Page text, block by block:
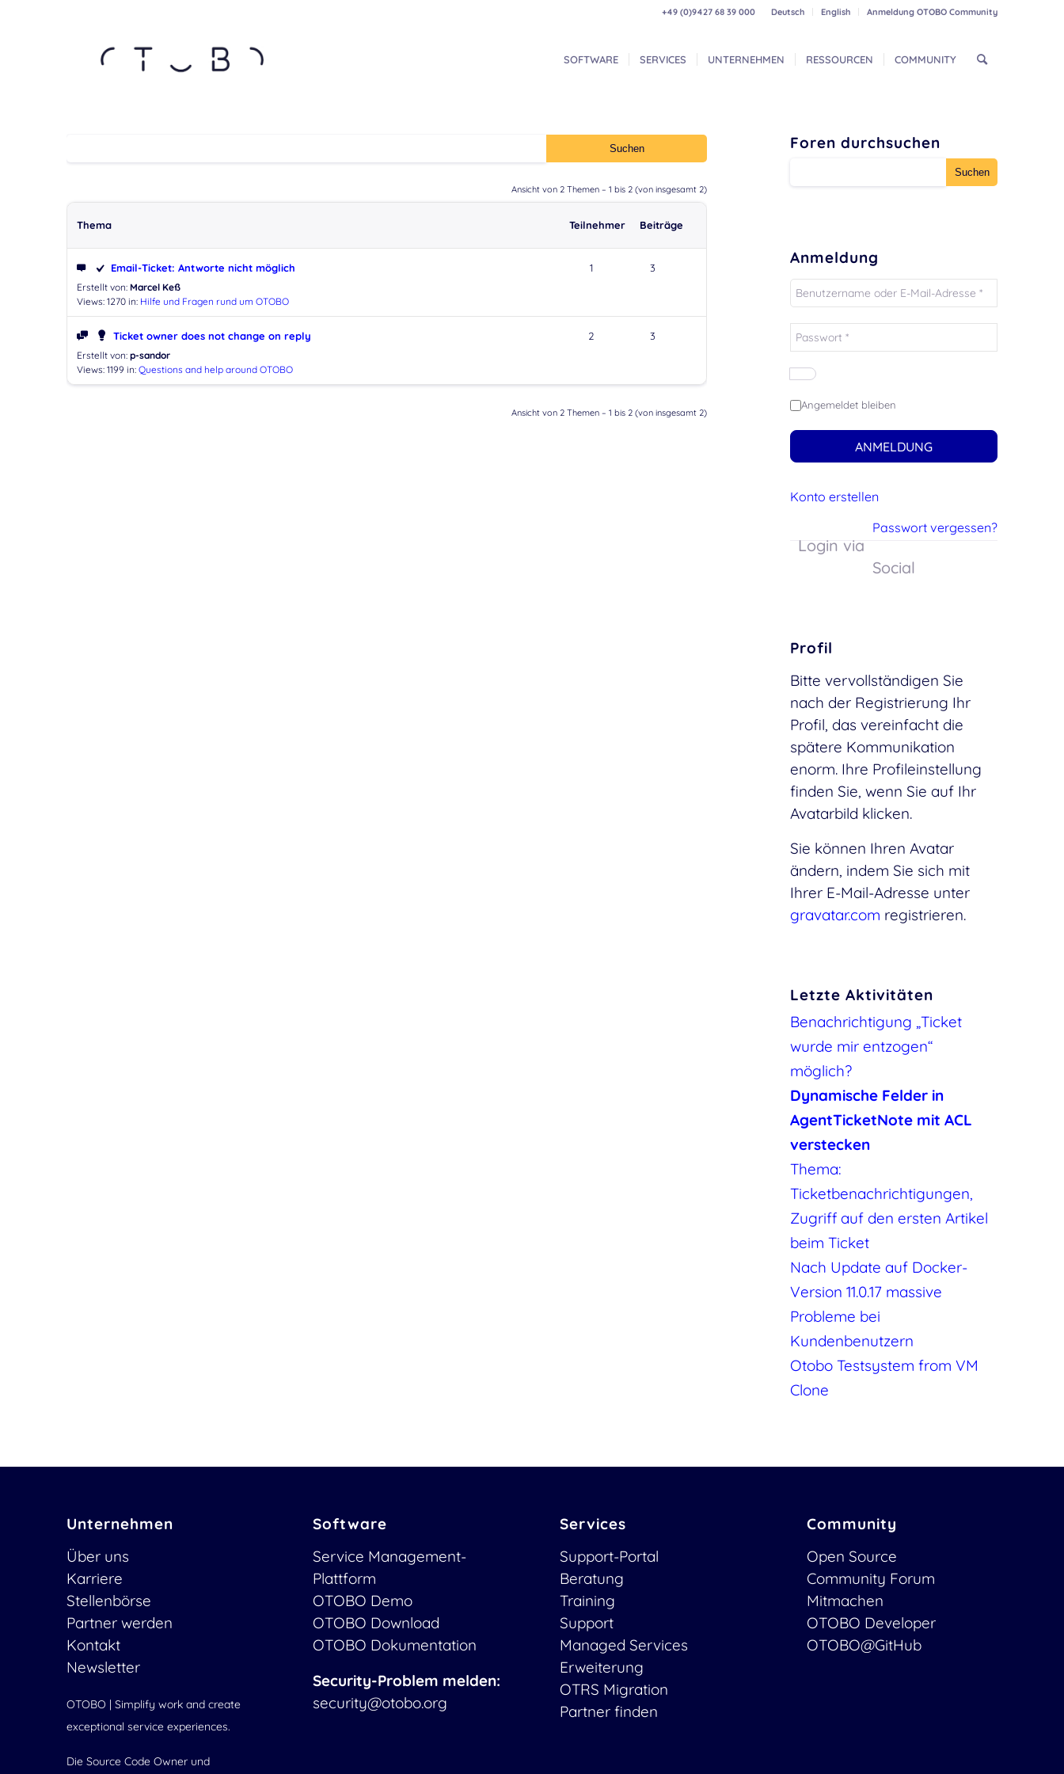
Deutsch English Anmeldung OTOBO Community
+49 (0)9427 68 39 000
SOFTWARE SERVICES UNTERNEHMEN RESSOURCEN COMMUNITY
Ansicht von 2 Themen – 1 bis 2 (von insgesamt 2)
Thema Teilnehmer Beiträge
Email-Ticket: Antworte nicht möglich
Erstellt von: Marcel Keß
Views: 1270 in: Hilfe und Fragen rund um OTOBO
1 3
Ticket owner does not change on reply
Erstellt von: p-sandor
Views: 1199 in: Questions and help around OTOBO
2 3
Ansicht von 2 Themen – 1 bis 2 (von insgesamt 2)
Foren durchsuchen
Anmeldung
Angemeldet bleiben
ANMELDUNG
Konto erstellen
Passwort vergessen?
Login via
Social
Profil
Bitte vervollständigen Sie
nach der Registrierung Ihr
Profil, das vereinfacht die
spätere Kommunikation
enorm. Ihre Profileinstellung
finden Sie, wenn Sie auf Ihr
Avatarbild klicken.
Sie können Ihren Avatar
ändern, indem Sie sich mit
Ihrer E-Mail-Adresse unter
gravatar.com registrieren.
Letzte Aktivitäten
Benachrichtigung „Ticket
wurde mir entzogen“
möglich?
Dynamische Felder in
AgentTicketNote mit ACL
verstecken
Thema:
Ticketbenachrichtigungen,
Zugriff auf den ersten Artikel
beim Ticket
Nach Update auf Docker-
Version 11.0.17 massive
Probleme bei
Kundenbenutzern
Otobo Testsystem from VM
Clone
Unternehmen
Über uns
Karriere
Stellenbörse
Partner werden
Kontakt
Newsletter
OTOBO | Simplify work and create
exceptional service experiences.
Die Source Code Owner und
Software
Service Management-
Plattform
OTOBO Demo
OTOBO Download
OTOBO Dokumentation
Security-Problem melden:
security@otobo.org
Services
Support-Portal
Beratung
Training
Support
Managed Services
Erweiterung
OTRS Migration
Partner finden
Community
Open Source
Community Forum
Mitmachen
OTOBO Developer
OTOBO@GitHub